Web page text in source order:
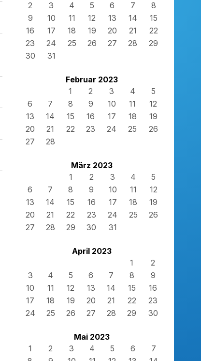
2
3 4 5 6 7
8
9
10 11 12 13 14
15
16
17 18 19 20 21
22
23
24 25 26 27 28
29
30
31
Februar 2023
1
2 3 4
5
6
7 8 9 10 11
12
13
14 15 16 17 18
19
20
21 22 23 24 25
26
27
28
März 2023
1
2 3 4
5
6
7 8 9 10 11
12
13
14 15 16 17 18
19
20
21 22 23 24 25
26
27
28 29 30 31
April 2023
1
2
3
4 5 6 7 8
9
10
11 12 13 14 15
16
17
18 19 20 21 22
23
24
25 26 27 28 29 30
Mai 2023
1
2 3 4 5 6
7